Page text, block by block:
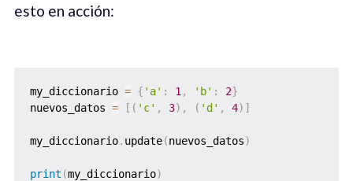
esto en acción:
my_diccionario = { 'a' : 1 , 'b' : 2}
nuevos_datos = [ ( 'c' , 3) , ( 'd' , 4) ]
my_diccionario. update(nuevos_datos)
print (my_diccionario)